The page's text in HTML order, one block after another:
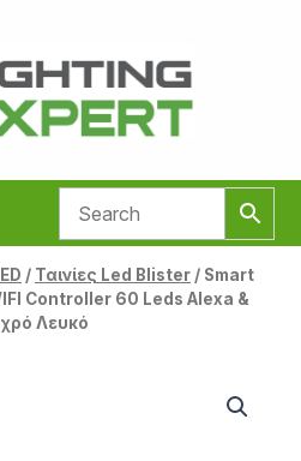
/ Ταινίες Led Blister/ Smart
Controller 60 Leds Alexa &
Λευκό